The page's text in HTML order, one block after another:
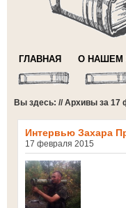
ГЛАВНАЯ О НАШЕМ
Вы здесь: // Архивы за 17
Интервью Захара
17 февраля 2015